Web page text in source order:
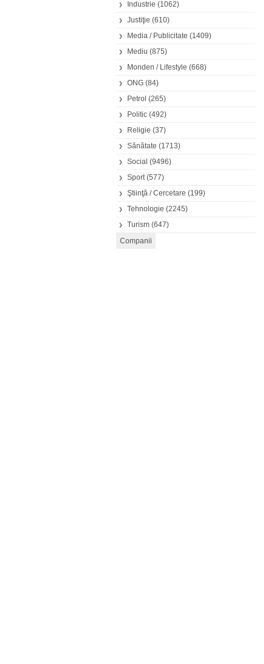
Industrie (1062)
Justiţie (610)
Media / Publicitate (1409)
Mediu (875)
Monden / Lifestyle (668)
ONG (84)
Petrol (265)
Politic (492)
Religie (37)
Sănătate (1713)
Social (9496)
Sport(577)
Ştiinţă / Cercetare (199)
Tehnologie (2245)
Turism (647)